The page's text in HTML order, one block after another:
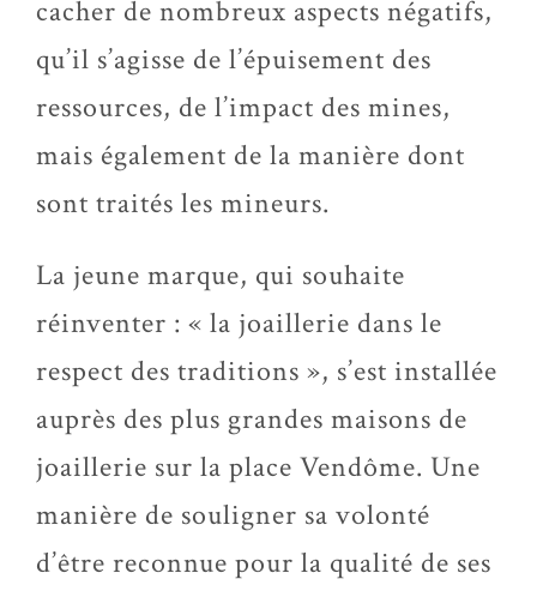
cacher de nombreux aspects négatifs,
qu’il s’agisse de l’épuisement des
ressources, de l’impact des mines,
mais également de la manière dont
sont traités les mineurs.
La jeune marque, qui souhaite
réinventer : « la joaillerie dans le
respect des traditions », s’est installée
auprès des plus grandes maisons de
joaillerie sur la place Vendôme. Une
manière de souligner sa volonté
d’être reconnue pour la qualité de ses